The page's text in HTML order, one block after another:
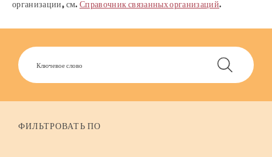
организации, см. Справочник связанных организаций.
ФИЛЬТРОВАТЬ ПО